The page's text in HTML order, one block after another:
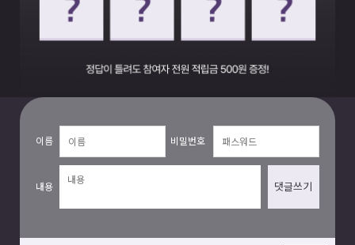
이름 비밀번호
내용 댓글쓰기